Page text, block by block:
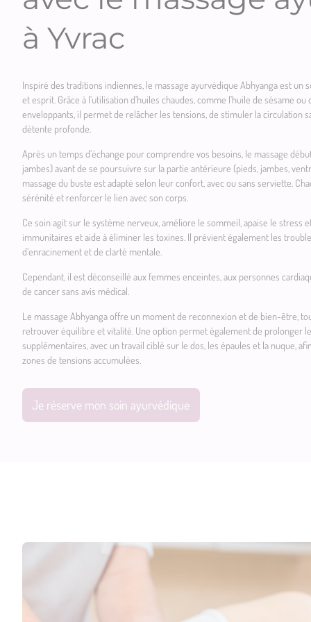
à Yvrac
Inspiré des traditions indiennes, le massage ayurvédique Abhyanga est
et esprit. Grâce à l’utilisation d’huiles chaudes, comme l’huile de sésame
enveloppants, il permet de relâcher les tensions, de stimuler la circulation
détente profonde.
Après un temps d’échange pour comprendre vos besoins, le massage
jambes) avant de se poursuivre sur la partie antérieure (pieds, jambes,
massage du buste est adapté selon leur confort, avec ou sans serviette.
sérénité et renforcer le lien avec son corps.
Ce soin agit sur le système nerveux, améliore le sommeil, apaise le stress
immunitaires et aide à éliminer les toxines. Il prévient également les
d’enracinement et de clarté mentale.
Cependant, il est déconseillé aux femmes enceintes, aux personnes
de cancer sans avis médical.
Le massage Abhyanga offre un moment de reconnexion et de bien-être,
retrouver équilibre et vitalité. Une option permet également de prolonger
supplémentaires, avec un travail ciblé sur le dos, les épaules et la nuque,
zones de tensions accumulées.
Je réserve mon soin ayurvédique